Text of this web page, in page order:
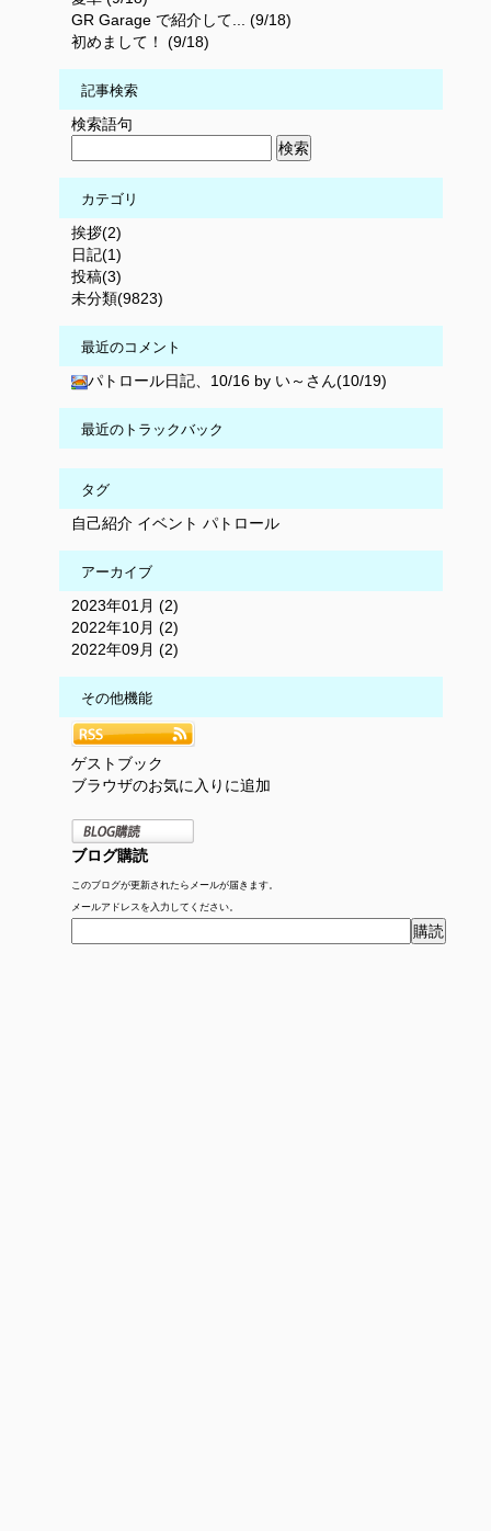
GR Garage で紹介して... (9/18)
初めまして！ (9/18)
記事検索
検索語句
カテゴリ
挨拶(2)
日記(1)
投稿(3)
未分類(9823)
最近のコメント
パトロール日記、10/16 by い～さん(10/19)
最近のトラックバック
タグ
自己紹介 イベント パトロール
アーカイブ
2023年01月 (2)
2022年10月 (2)
2022年09月 (2)
その他機能
ゲストブック
ブラウザのお気に入りに追加
ブログ購読
このブログが更新されたらメールが届きます。
メールアドレスを入力してください。